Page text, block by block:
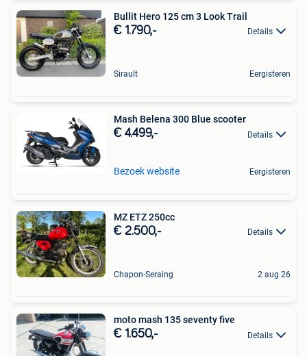
Bullit Hero 125 cm 3 Look Trail
€ 1.790,- Details
Sirault Eergisteren
Mash Belena 300 Blue scooter
€ 4.499,- Details
Bezoek website Eergisteren
MZ ETZ 250cc
€ 2.500,- Details
Chapon-Seraing 2 aug 26
moto mash 135 seventy five
€ 1.650,- Details